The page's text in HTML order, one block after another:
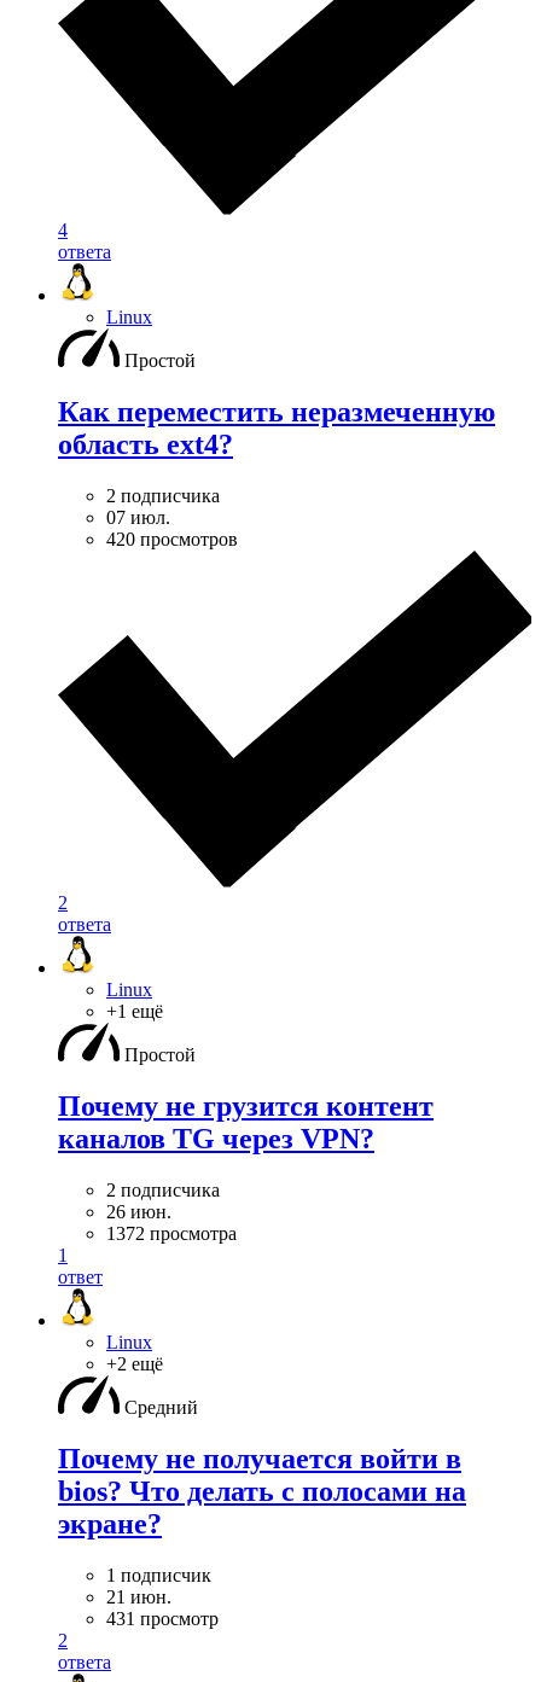
4
ответа
Linux
Простой
Как переместить неразмеченную
область ext4?
2 подписчика
07 июл.
420 просмотров
2
ответа
Linux
+1 ещё
Простой
Почему не грузится контент
каналов TG через VPN?
2 подписчика
26 июн.
1372 просмотра
1
ответ
Linux
+2 ещё
Средний
Почему не получается войти в
bios? Что делать с полосами на
экране?
1 подписчик
21 июн.
431 просмотр
2
ответа